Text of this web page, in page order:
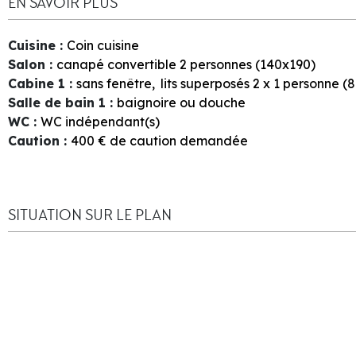
Cuisine : Coin cuisine
Salon : canapé convertible 2 personnes (140x190)
Cabine 1 : sans fenêtre
lits superposés 2 x 1 personne
Salle de bain 1 : baignoire ou douche
WC : WC indépendant(s)
Caution : 400 € de caution demandée
SITUATION SUR LE PLAN